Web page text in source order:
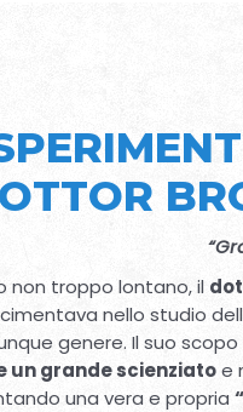
non troppo lontano, il
nello studio
genere. Il suo
un grande scienziatoe
una vera e propria